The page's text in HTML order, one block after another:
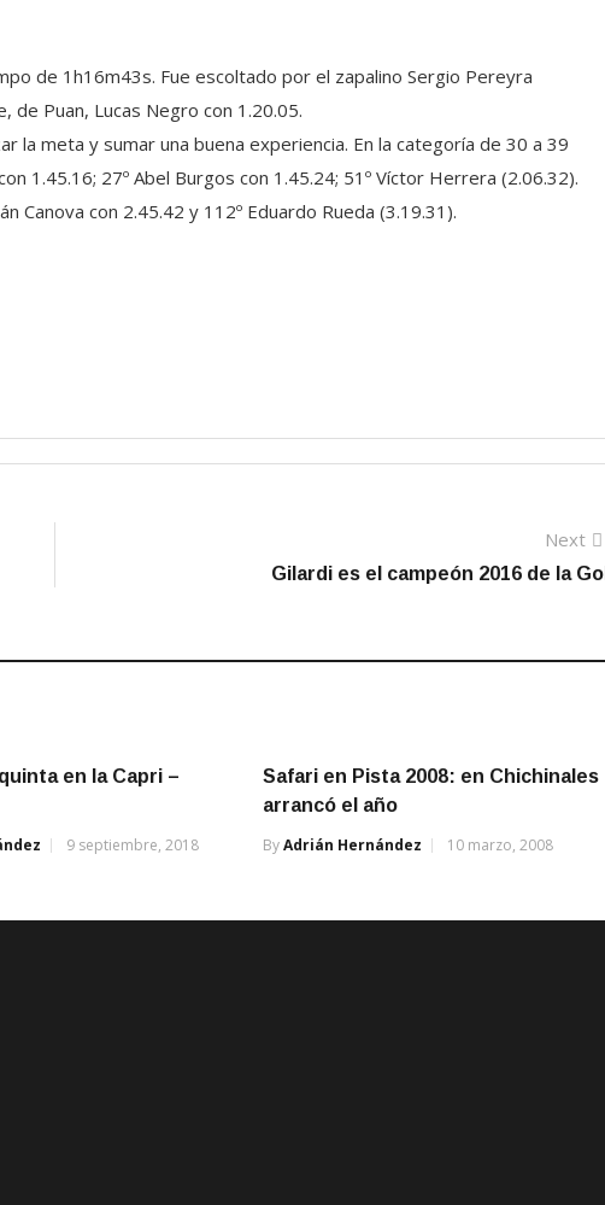
de 1h16m43s. Fue escoltado por el zapalino Sergio Pereyra
de Puan, Lucas Negro con 1.20.05.
la meta y sumar una buena experiencia. En la categoría de 30 a 39
1.45.16; 27º Abel Burgos con 1.45.24; 51º Víctor Herrera (2.06.32).
Canova con 2.45.42 y 112º Eduardo Rueda (3.19.31).
Next
Gilardi es el campeón 2016 de la Gol
en la Capri –
9 septiembre, 2018
Safari en Pista 2008: en Chichinales
arrancó el año
ByAdrián Hernández 10 marzo, 2008